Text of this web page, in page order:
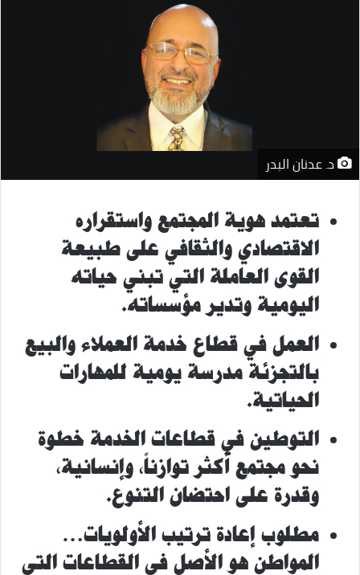
د. عدنان البدر
تعتمد هوية المجتمع واستقراره
الاقتصادي والثقافي على طبيعة
القوى العاملة التي تبني حياته
اليومية وتدير مؤسساته.
العمل في قطاع خدمة العملاء والبيع
بالتجزئة مدرسة يومية للمهارات
الحياتية.
التوطين في قطاعات الخدمة خطوة
نحو مجتمع أكثر توازناً، وإنسانية،
وقدرة على احتضان التنوع.
مطلوب إعادة ترتيب الأولويات…
المواطن هو الأصل في القطاعات التي